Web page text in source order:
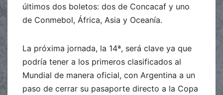
últimos dos boletos: dos de Concacaf y uno
de Conmebol, África, Asia y Oceanía.
La próxima jornada, la 14ª, será clave ya que
podría tener a los primeros clasificados al
Mundial de manera oficial, con Argentina a un
paso de cerrar su pasaporte directo a la Copa